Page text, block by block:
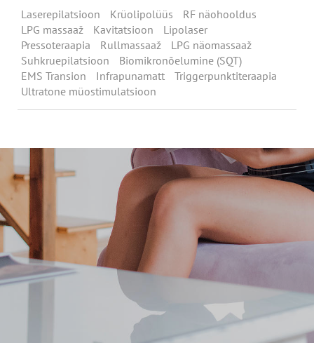
Laserepilatsioon Krüolipolüüs
RF näohooldus
LPG massaaž
Kavitatsioon
Lipolaser
Pressoteraapia
Rullmassaaž
LPG näomassaaž
Suhkruepilatsioon
Biomikronõelumine (SQT)
EMS Transion
Infrapunamatt
Triggerpunktiteraapia
Ultratone müostimulatsioon